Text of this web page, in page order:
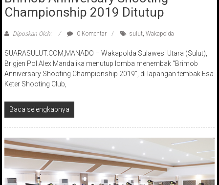
Championship 2019 Ditutup
Diposkan Oleh: 0 Komentar sulut, Wakapolda
SUARASULUT.COM,MANADO – Wakapolda Sulawesi Utara (Sulut),
Brigjen Pol Alex Mandalika menutup lomba menembak “Brimob
Anniversary Shooting Championship 2019”, di lapangan tembak Esa
Keter Shooting Club,
Baca selengkapnya